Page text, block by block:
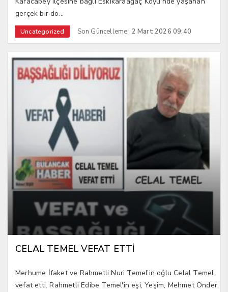
gerçek bir do...
Uncategorized Son Güncelleme: 2 Mart 2026 09:40
CELAL TEMEL VEFAT ETTİ
Merhume İfaket ve Rahmetli Nuri Temel’in oğlu Celal Temel
vefat etti. Rahmetli Edibe Temel'in eşi, Yeşim, Mehmet Önder,